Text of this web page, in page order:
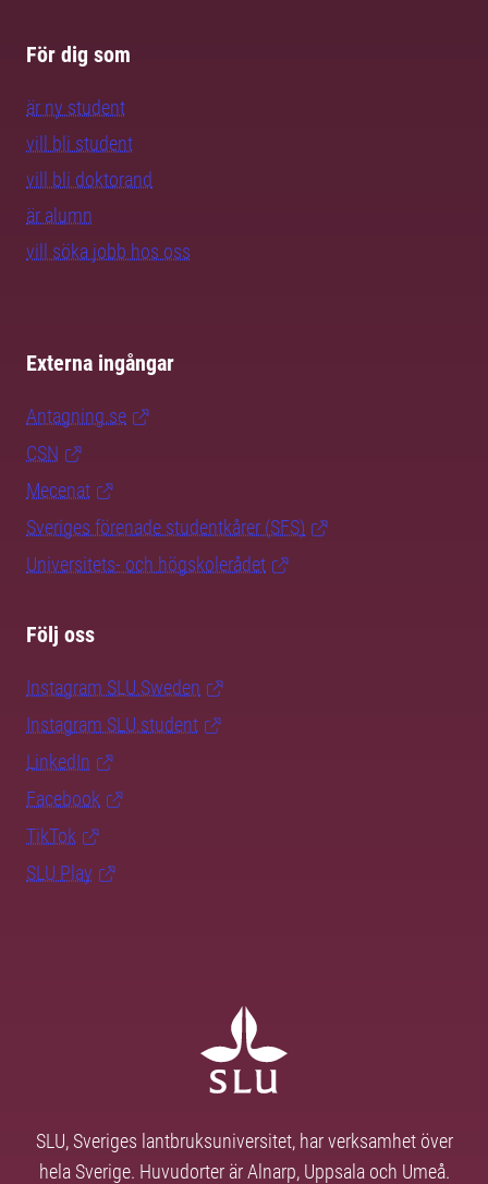
För dig som
är ny student
vill bli student
vill bli doktorand
är alumn
vill söka jobb hos oss
Externa ingångar
Antagning.se
CSN
Mecenat
Sveriges förenade studentkårer (SFS)
Universitets- och högskolerådet
Följ oss
Instagram SLU.Sweden
Instagram SLU.student
LinkedIn
Facebook
TikTok
SLU Play
SLU, Sveriges lantbruksuniversitet, har verksamhet över
hela Sverige. Huvudorter är Alnarp, Uppsala och Umeå.